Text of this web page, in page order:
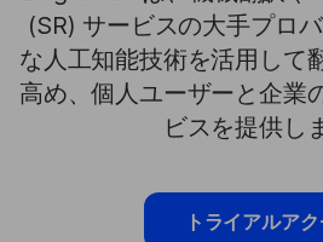
(SR) サービスの大手プロ
な人工知能技術を活用して
高め、個人ユーザーと企業
ビスを提供し
トライアルア